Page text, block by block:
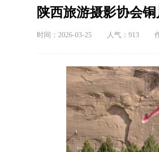
陕西旅游摄影协会
时间：2026-03-25 人气： 913